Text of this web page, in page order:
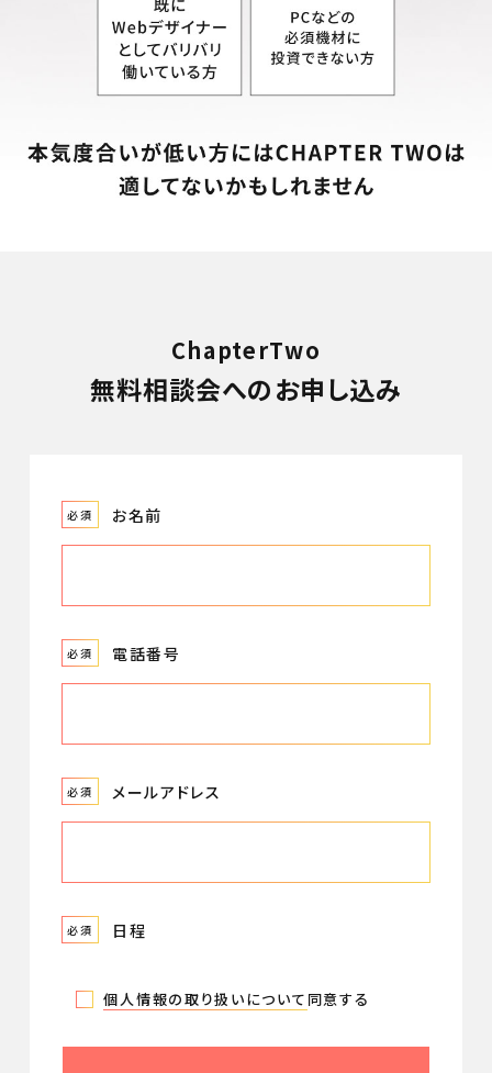
ChapterTwo
無料相談会へのお申し込み
必須 お名前
必須 電話番号
必須 メールアドレス
必須 日程
個人情報の取り扱いについて 同意する